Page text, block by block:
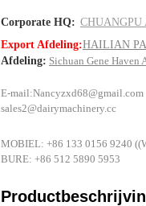
Corporate HQ:
Export Afdeling:HAILIAN
Afdeling: Sichuan Gene
E-mail:Nancyzxd68@gmail.com
sales2@dairymachinery.cc
MOBIEL: +86 133 0156 9240
BURE: +86 512 5890 5953